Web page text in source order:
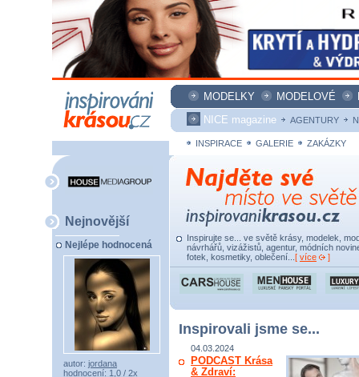
MODELKY MODELOVÉ
NICE magazine
AGENTURY
INSPIRACE GALERIE ZAKÁZKY
Nejnovější
Nejlépe hodnocená
autor: jordana
hodnocení: 1,0 / 2x
Inspirujte se... ve světě krásy, modelek,
návrhářů, vizážistů, agentur, módních
fotek, kosmetiky, oblečení... [ více ]
Inspirovali jsme se...
04.03.2024
PODCAST Krása
& Zdraví: